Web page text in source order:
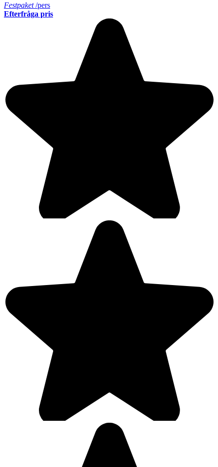
Festpaket/pers
Efterfråga pris